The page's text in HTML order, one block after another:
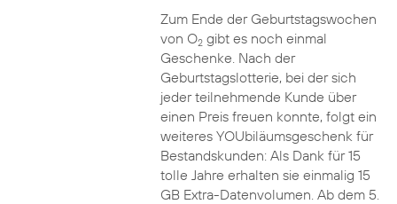
Zum Ende der Geburtstagswochen
von O2gibt es noch einmal
Geschenke. Nach der
Geburtstagslotterie, bei der sich
jeder teilnehmende Kunde über
einen Preis freuen konnte, folgt ein
weiteres YOUbiläumsgeschenk für
Bestandskunden: Als Dank für 15
tolle Jahre erhalten sie einmalig 15
GB Extra-Datenvolumen. Ab dem 5.